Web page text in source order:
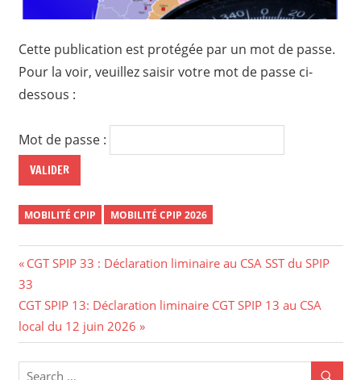
Cette publication est protégée par un mot de passe.
Pour la voir, veuillez saisir votre mot de passe ci-
dessous :
Mot de passe :
MOBILITÉ CPIP MOBILITÉ CPIP 2026
Navigation
de
l’article
Previous
Post:
CGT SPIP 33 : Déclaration liminaire au CSA SST du SPIP
33
Next
Post:
CGT SPIP 13: Déclaration liminaire CGT SPIP 13 au CSA
local du 12 juin 2026